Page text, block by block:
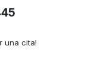
una cita!